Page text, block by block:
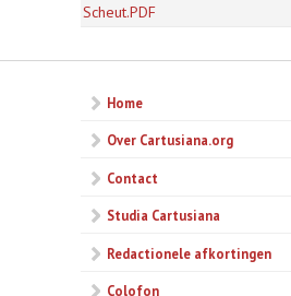
Scheut.PDF
Home
Over Cartusiana.org
Contact
Studia Cartusiana
Redactionele afkortingen
Colofon